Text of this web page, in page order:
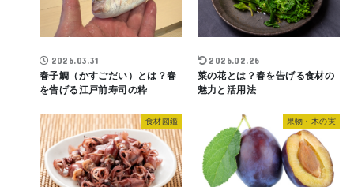
2026.03.31
春子鯛（かすごだい）とは？春
を告げる江戸前寿司の粋
2026.02.26
菜の花とは？春を告げる食材の
魅力と活用法
食材図鑑 果物・木の実